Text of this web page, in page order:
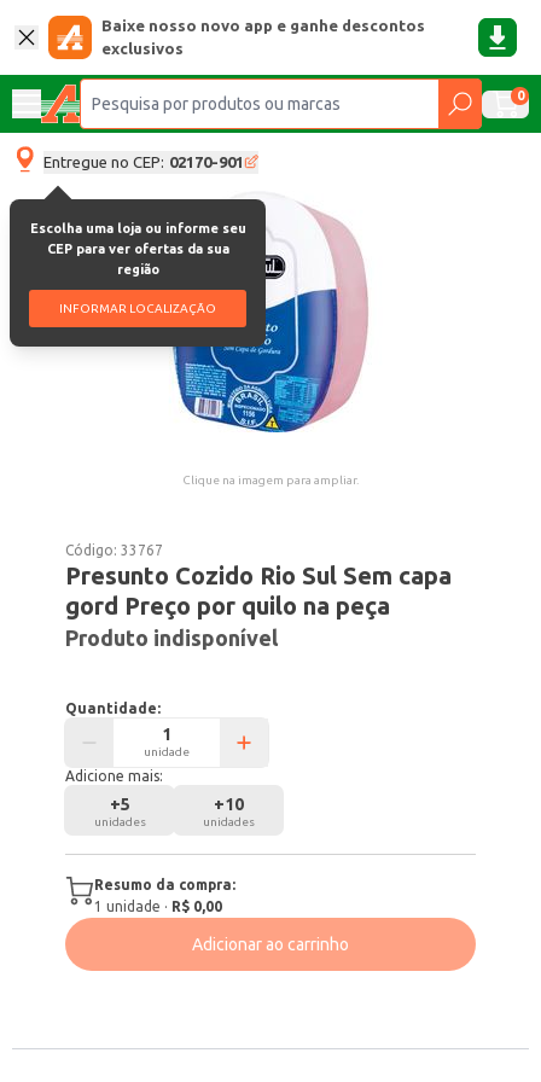
Baixe nosso novo app e ganhe descontos
exclusivos
0
Entregue no CEP: 02170-901
Escolha uma loja ou informe seu
CEP para ver ofertas da sua
região
INFORMAR LOCALIZAÇÃO
Clique na imagem para ampliar.
Código:33767
Presunto Cozido Rio Sul Sem capa
gord Preço por quilo na peça
Produto indisponível
Quantidade:
unidade
Adicione mais:
+5
unidades
+10
unidades
Resumo da compra:
1 unidade · R$ 0,00
Adicionar ao carrinho